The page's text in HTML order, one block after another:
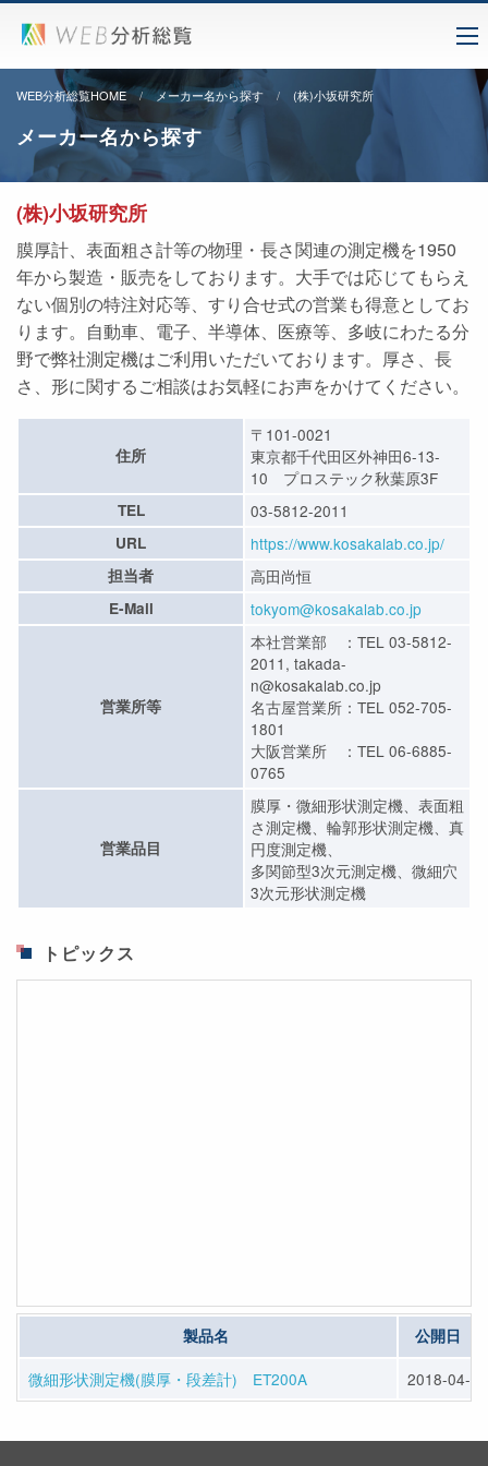
WEB分析総覧HOME メーカー名から探す (株)小坂研究所
メーカー名から探す
(株)小坂研究所
膜厚計、表面粗さ計等の物理・長さ関連の測定機を1950
年から製造・販売をしております。大手では応じてもらえ
ない個別の特注対応等、すり合せ式の営業も得意としてお
ります。自動車、電子、半導体、医療等、多岐にわたる分
野で弊社測定機はご利用いただいております。厚さ、長
さ、形に関するご相談はお気軽にお声をかけてください。
住所
〒101-0021
東京都千代田区外神田6-13-
10 プロステック秋葉原3F
TEL 03-5812-2011
URL https://www.kosakalab.co.jp/
担当者 高田尚恒
E-Mail tokyom@kosakalab.co.jp
営業所等
本社営業部 ：TEL 03-5812-
2011, takada-
n@kosakalab.co.jp
名古屋営業所：TEL 052-705-
1801
大阪営業所 ：TEL 06-6885-
0765
営業品目
膜厚・微細形状測定機、表面粗
さ測定機、輪郭形状測定機、真
円度測定機、
多関節型3次元測定機、微細穴
3次元形状測定機
トピックス
製品名 公開日
微細形状測定機(膜厚・段差計) ET200A 2018-04-05